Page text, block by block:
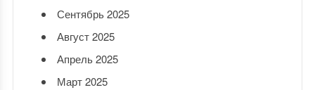
Сентябрь 2025
Август 2025
Апрель 2025
Март 2025